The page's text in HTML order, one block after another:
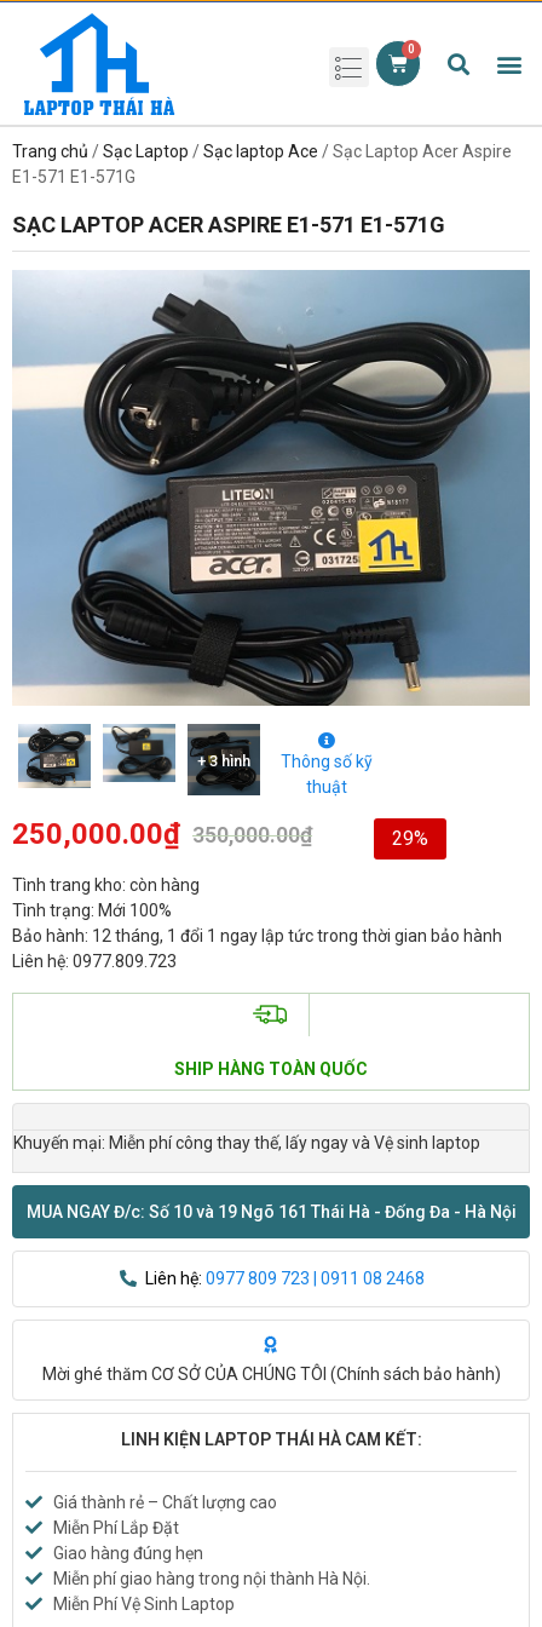
Trang chủ /Sạc Laptop /Sạc laptop Ace / Sạc Laptop Acer Aspire
E1-571 E1-571G
SẠC LAPTOP ACER ASPIRE E1-571 E1-571G
+ 3 hình
Thông số kỹ
thuật
350,000.00₫
250,000.00₫ 29%
Tình trang kho: còn hàng
Tình trạng: Mới 100%
Bảo hành: 12 tháng, 1 đổi 1 ngay lập tức trong thời gian bảo hành
Liên hệ: 0977.809.723
SHIP HÀNG TOÀN QUỐC
Khuyến mại: Miễn phí công thay thế, lấy ngay và Vệ sinh laptop
MUA NGAY Đ/c: Số 10 và 19 Ngõ 161 Thái Hà - Đống Đa - Hà Nội
Liên hệ: 0977 809 723 | 0911 08 2468
Mời ghé thăm CƠ SỞ CỦA CHÚNG TÔI (Chính sách bảo hành)
LINH KIỆN LAPTOP THÁI HÀ CAM KẾT:
Giá thành rẻ – Chất lượng cao
Miễn Phí Lắp Đặt
Giao hàng đúng hẹn
Miễn phí giao hàng trong nội thành Hà Nội.
Miễn Phí Vệ Sinh Laptop